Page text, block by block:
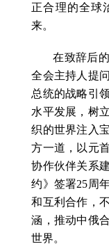
正合理的全球
来。
在致辞后
全会主持人提
总统的战略引
水平发展，树
织的世界注入
方一道，以元
协作伙伴关系
约》签署25周
和互利合作，
涵，推动中俄
世界。